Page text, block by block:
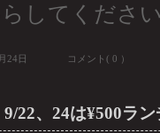
してくださ
24日 コメント( 0 ）
22、24は¥500ラン